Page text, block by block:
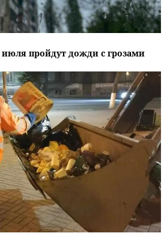
июля пройдут дожди с грозами